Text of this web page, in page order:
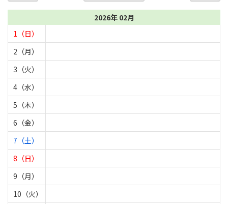
2026年 02月
1（日）
2（月）
3（火）
4（水）
5（木）
6（金）
7（土）
8（日）
9（月）
10（火）